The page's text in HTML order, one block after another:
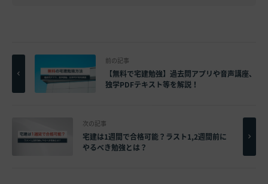
前の記事
【無料で宅建勉強】過去問アプリや音声講座、
独学PDFテキスト等を解説！
次の記事
宅建は1週間で合格可能？ラスト1,2週間前に
やるべき勉強とは？